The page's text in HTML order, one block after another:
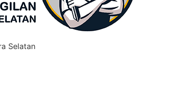
Selatan